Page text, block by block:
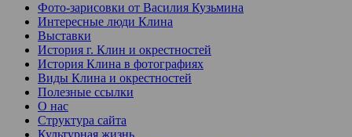
Фото-зарисовки от Василия Кузьмина
Интересные люди Клина
Выставки
История г. Клин и окрестностей
История Клина в фотографиях
Виды Клина и окрестностей
Полезные ссылки
О нас
Структура сайта
Культурная жизнь